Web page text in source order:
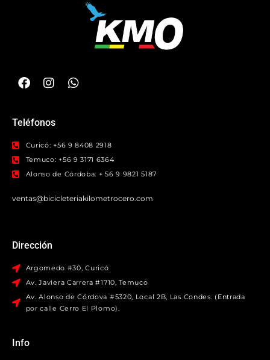
Teléfonos
Curicó: +56 9 8408 2918
Temuco: +56 9 3171 6364
Alonso de Córdoba: + 56 9 9821 5187
ventas@bicicleteriakilometrocero.com
Dirección
Argomedo #30, Curicó
Av. Javiera Carrera #1710, Temuco
Av. Alonso de Córdova #5320, Local 2B, Las Condes. (Entrada
por calle Cerro El Plomo).
Info